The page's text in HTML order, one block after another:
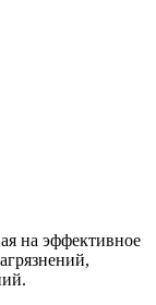
на эффективное